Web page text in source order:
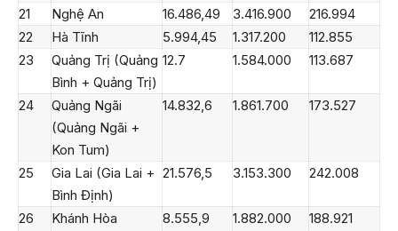
21 Nghệ An 16.486,49 3.416.900
216.994
22
Hà Tĩnh 5.994,45 1.317.200
112.855
23
Quảng Trị (Quảng
Bình + Quảng Trị)
12.7 1.584.000 113.687
24
Quảng Ngãi
(Quảng Ngãi +
Kon Tum)
14.832,6 1.861.700 173.527
25
Gia Lai (Gia Lai +
Bình Định)
21.576,5 3.153.300 242.008
26
Khánh Hòa
8.555,9 1.882.000 188.921